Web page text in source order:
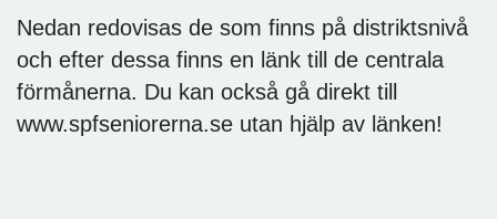
Nedan redovisas de som finns på distriktsnivå
och efter dessa finns en länk till de centrala
förmånerna. Du kan också gå direkt till
www.spfseniorerna.se utan hjälp av länken!